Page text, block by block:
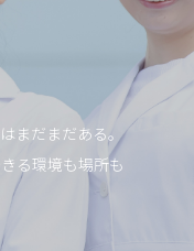
まだまだある。
る環境も場所も